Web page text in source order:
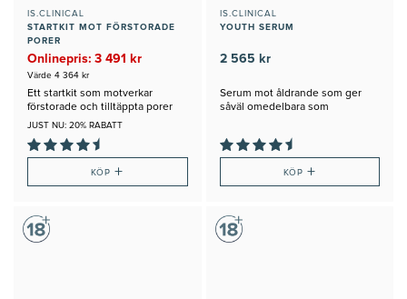
IS.CLINICAL
STARTKIT MOT FÖRSTORADE
PORER
Onlinepris: 3 491 kr
Värde 4 364 kr
Ett startkit som motverkar
förstorade och tilltäppta porer
JUST NU: 20% RABATT
KÖP+
IS.CLINICAL
YOUTH SERUM
2 565 kr
Serum mot åldrande som ger
såväl omedelbara som
KÖP +